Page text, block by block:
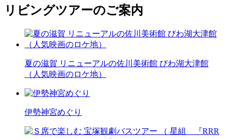
リビングツアーのご案内
夏の滋賀 リニューアルの佐川美術館 びわ湖大津館
（人気映画のロケ地）
伊勢神宮めぐり